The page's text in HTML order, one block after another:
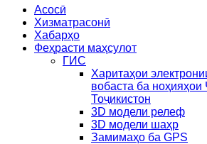
Асосӣ
Хизматрасонӣ
Хабарҳо
Феҳрасти маҳсулот
ГИС
Харитаҳои
вобаста ба ноҳияҳои
Тоҷикистон
3D модели релеф
3D модели шаҳр
Замимаҳо ба GPS